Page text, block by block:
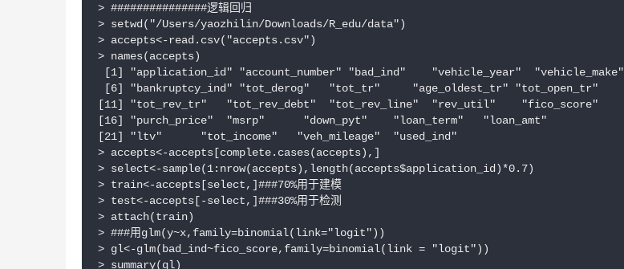
> ###############逻辑回归
> setwd("/Users/yaozhilin/Downloads/R_edu/data")
> accepts<-read.csv("accepts.csv")
> names(accepts)
[1] "application_id" "account_number" "bad_ind"    "vehicle_year"  "vehicle_make"
[6] "bankruptcy_ind" "tot_derog"   "tot_tr"     "age_oldest_tr" "tot_open_tr"
[11] "tot_rev_tr"   "tot_rev_debt"  "tot_rev_line"  "rev_util"    "fico_score"
[16] "purch_price"  "msrp"      "down_pyt"    "loan_term"   "loan_amt"
[21] "ltv"      "tot_income"   "veh_mileage"  "used_ind"
> accepts<-accepts[complete.cases(accepts),]
> select<-sample(1:nrow(accepts),length(accepts$application_id)*0.7)
> train<-accepts[select,]###70%用于建模
> test<-accepts[-select,]###30%用于检测
> attach(train)
> ###用glm(y~x,family=binomial(link="logit"))
> gl<-glm(bad_ind~fico_score,family=binomial(link = "logit"))
> summary(gl)